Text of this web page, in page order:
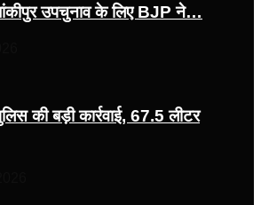
उपचुनाव के लिए BJP ने…
की बड़ी कार्रवाई, 67.5 लीटर